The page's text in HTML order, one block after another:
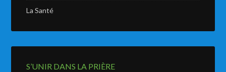
La Santé
S’UNIR DANS LA PRIÈRE